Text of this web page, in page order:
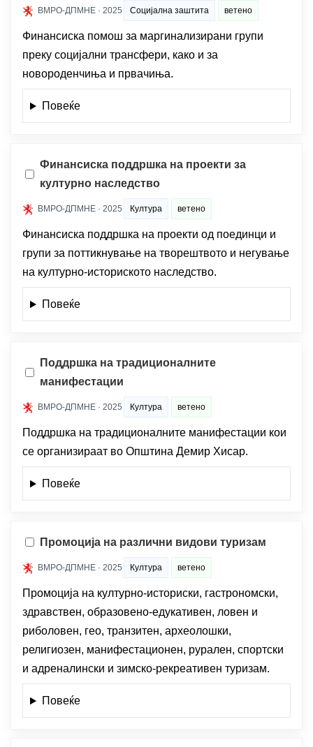
ВМРО-ДПМНЕ · 2025 Социјална заштита ветено
Финансиска помош за маргинализирани групи
преку социјални трансфери, како и за
новороденчиња и првачиња.
Повеќе
Финансиска поддршка на проекти за
културно наследство
ВМРО-ДПМНЕ · 2025 Култура ветено
Финансиска поддршка на проекти од поединци и
групи за поттикнување на творештвото и негување
на културно-историското наследство.
Повеќе
Поддршка на традиционалните
манифестации
ВМРО-ДПМНЕ · 2025 Култура ветено
Поддршка на традиционалните манифестации кои
се организираат во Општина Демир Хисар.
Повеќе
Промоција на различни видови туризам
ВМРО-ДПМНЕ · 2025 Култура ветено
Промоција на културно-историски, гастрономски,
здравствен, образовено-едукативен, ловен и
риболовен, гео, транзитен, археолошки,
религиозен, манифестационен, рурален, спортски
и адреналински и зимско-рекреативен туризам.
Повеќе